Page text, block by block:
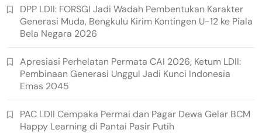
DPP LDII: FORSGI Jadi Wadah Pembentukan Karakter
Generasi Muda, Bengkulu Kirim Kontingen U-12 ke Piala
Bela Negara 2026
Apresiasi Perhelatan Permata CAI 2026, Ketum LDII:
Pembinaan Generasi Unggul Jadi Kunci Indonesia
Emas 2045
PAC LDII Cempaka Permai dan Pagar Dewa Gelar BCM
Happy Learning di Pantai Pasir Putih